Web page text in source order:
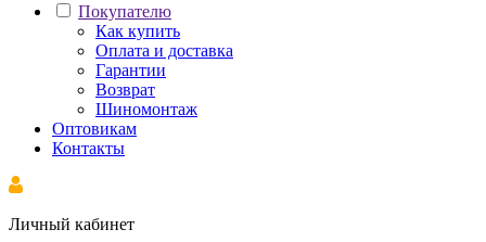
Покупателю
Как купить
Оплата и доставка
Гарантии
Возврат
Шиномонтаж
Оптовикам
Контакты
Личный кабинет